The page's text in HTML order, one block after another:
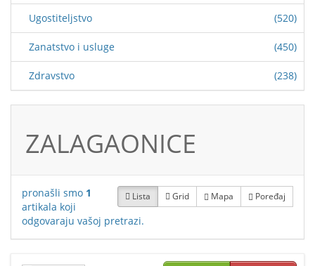
Ugostiteljstvo (520)
Zanatstvo i usluge (450)
Zdravstvo (238)
ZALAGAONICE
Lista Grid Mapa Poređaj
pronašli smo 1
artikala koji
odgovaraju vašoj pretrazi.